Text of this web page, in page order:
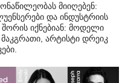
მიიღებენ:
და ინდუსტრიის
იქნებიან: მოდელი
მაკგრათი, არტისტი დრეიკ